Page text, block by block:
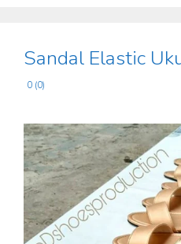
Sandal Elastic
0 (0)